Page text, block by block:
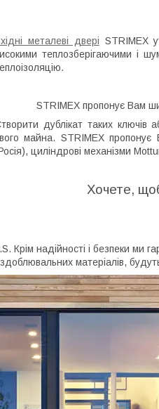
металеві двері STRIMEX
теплозберігаючими і
STRIMEX пропонує Вам
дублікат таких ключів
майна. STRIMEXпропонує
циліндрові механізми
Хочете,
.S. Крім надійності і безпеки ми
матеріалів,